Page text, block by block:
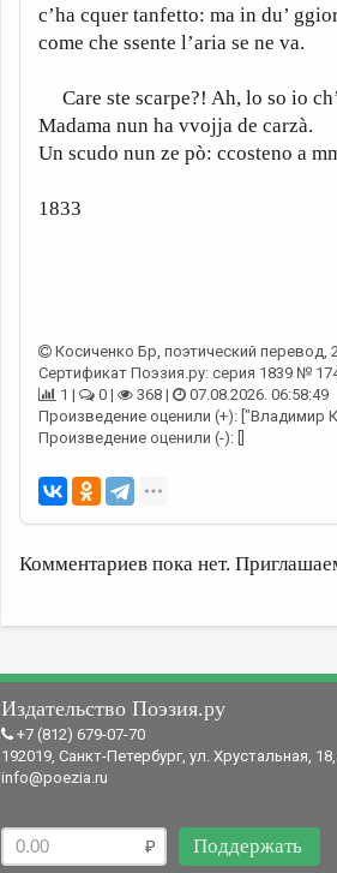
c’ha cquer tanfetto: ma in du’
come che ssente l’aria se ne va.
Care ste scarpe?! Ah, lo so io
Madama nun ha vvojja de carzà.
Un scudo nun ze pò: ccosteno a
1833
Косиченко Бр, поэтический перевод,
Сертификат Поэзия.ру: серия 1839 №
1 |
0 | 368 |
07.08.2026. 06:58:49
Произведение оценили (+): ["Владимир
Произведение оценили (-): []
Комментариев пока нет.
Издательство Поэзия.ру
+7 (812) 679-07-70
192019, Санкт-Петербург, ул. Хрустальная,
info@poezia.ru
Поддержать